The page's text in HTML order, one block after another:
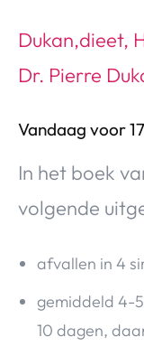
Dukan,dieet,
Dr. Pierre
Vandaag voor
In het boek
volgende
afvallen in 4
gemiddeld 4-
10 dagen,